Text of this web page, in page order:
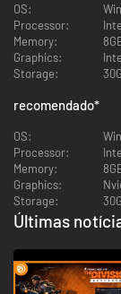
OS:
Processor:
Memory:
Graphics:
Storage:
recomendado*
OS:
Processor:
Memory:
Graphics:
Storage:
Últimas